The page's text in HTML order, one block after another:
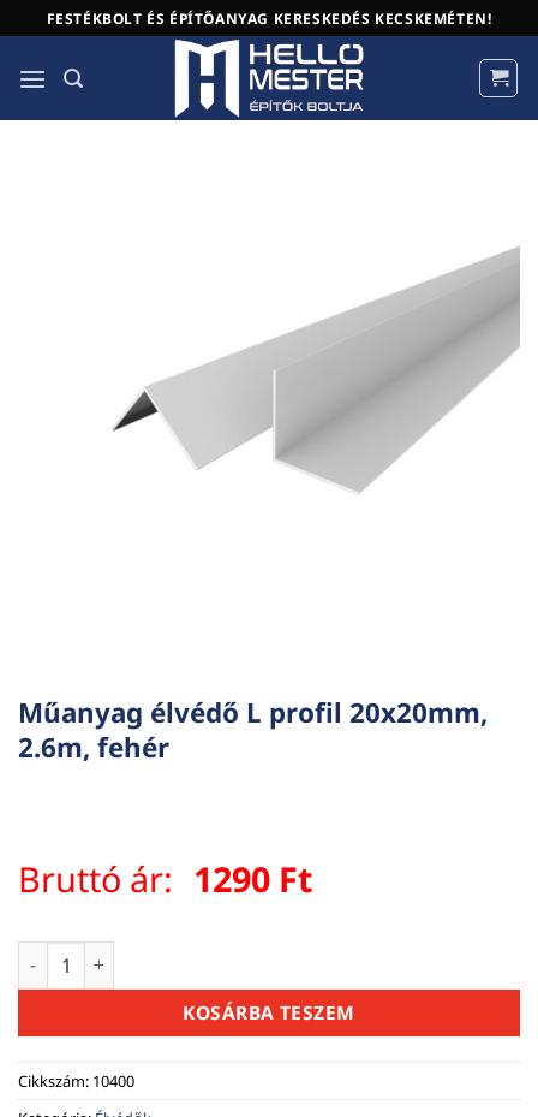
to
content
FESTÉKBOLT ÉS ÉPÍTŐANYAG KERESKEDÉS KECSKEMÉTEN!
Műanyag élvédő L profil 20x20mm,
2.6m, fehér
Bruttó ár: 1290 Ft
Műanyag élvédő L profil 20x20mm, 2.6m, fehér mennyiség
KOSÁRBA TESZEM
Cikkszám: 10400